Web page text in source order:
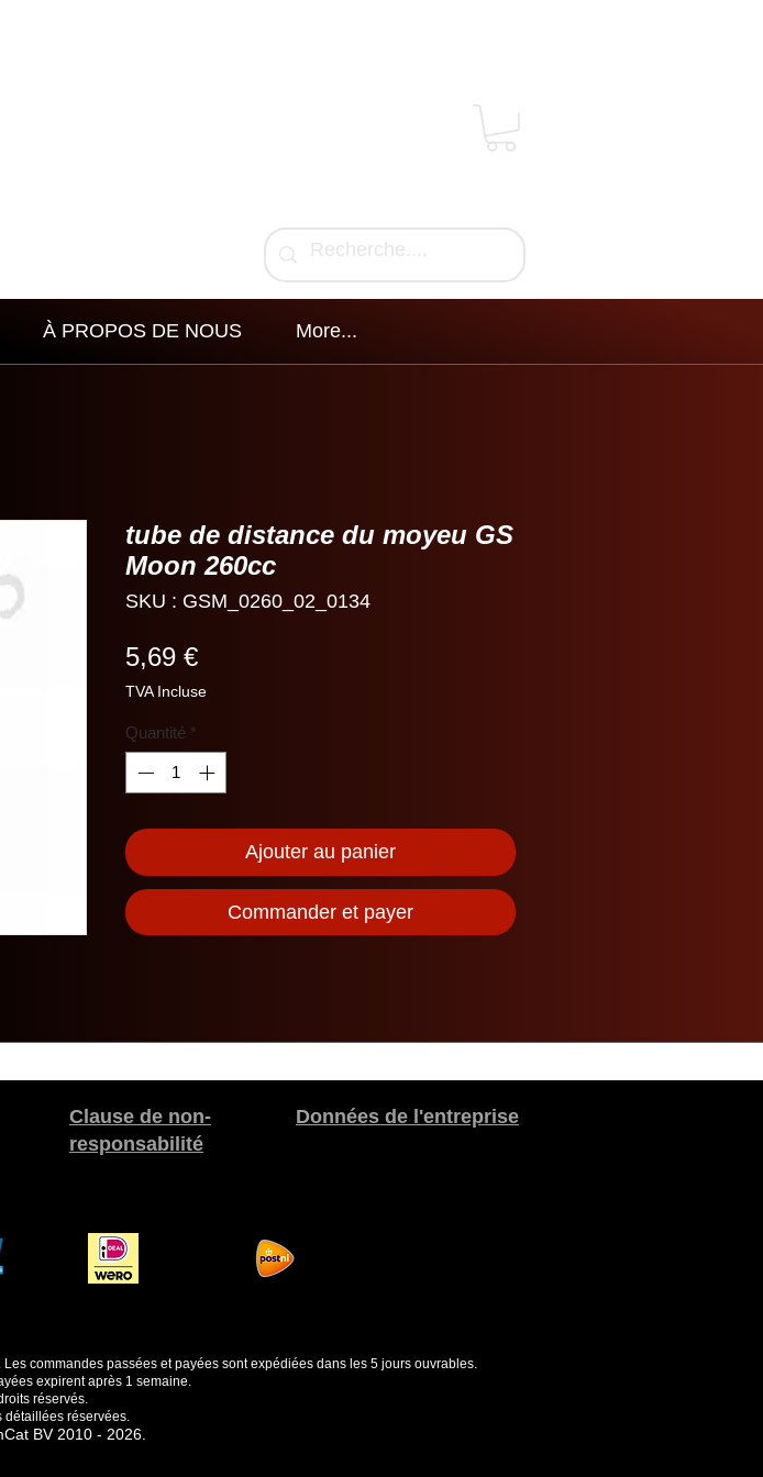
À PROPOS DE NOUS More...
tube de distance du moyeu GS
Moon 260cc
SKU : GSM_0260_02_0134
5,69 €Prix
TVA Incluse
Quantité *
Ajouter au panier
Commander et payer
Clause de non-
responsabilité
Données de l'entreprise
commandes passées et payées sont expédiées dans les 5 jours ouvrables.
expirent après 1 semaine.
réservés.
détaillées réservées.
BV 2010 - 2026.